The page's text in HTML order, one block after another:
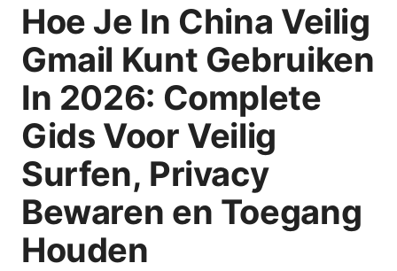
Hoe Je In China Veilig
Gmail Kunt Gebruiken
In 2026: Complete
Gids Voor Veilig
Surfen, Privacy
Bewaren en Toegang
Houden